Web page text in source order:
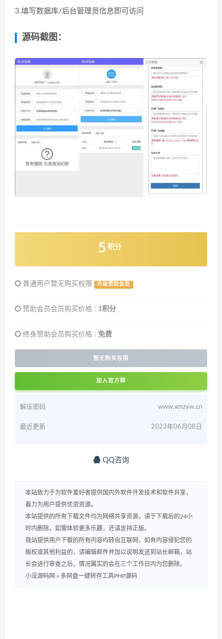
3.填写数据库/后台管理员信息即可访问
源码截图：
5 积分
普通用户暂无购买权限 升级赞助会员
赞助会员会员购买价格 : 1积分
终身赞助会员购买价格 : 免费
暂无购买权限
加入官方群
解压密码 www.xmzyw.cn
最近更新 2023年06月08日
QQ咨询
本站致力于为软件爱好者提供国内外软件开发技术和软件共享，
着力为用户提供优资资源。
本站提供的所有下载文件均为网络共享资源，请于下载后的24小
时内删除。如需体验更多乐趣，还请支持正版。
我站提供用户下载的所有内容均转自互联网，如有内容侵犯您的
版权或其他利益的，请编辑邮件并加以说明发送到站长邮箱，站
长会进行审查之后，情况属实的会在三个工作日内为您删除。
小没源码网 » 多网盘一键转存工具PHP源码